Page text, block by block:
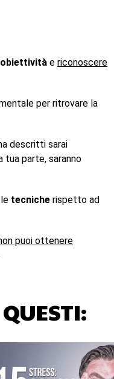
obiettività e riconoscere
per ritrovare la
descritti sarai
tua parte, saranno
tecniche rispetto ad
puoi ottenere